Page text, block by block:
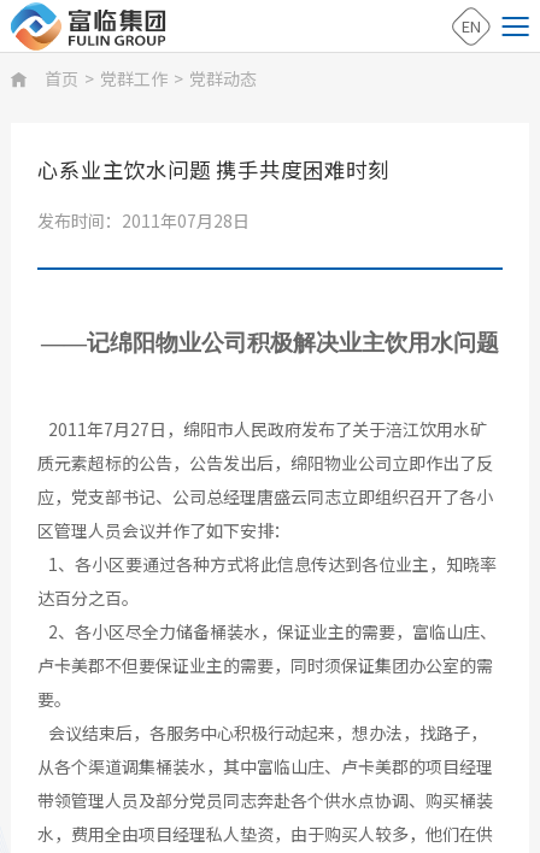
EN
 首页 > 党群工作 > 党群动态
心系业主饮水问题 携手共度困难时刻
发布时间：2011年07月28日
——记绵阳物业公司积极解决业主饮用水问题
2011年7月27日，绵阳市人民政府发布了关于涪江饮用水矿
质元素超标的公告，公告发出后，绵阳物业公司立即作出了反
应，党支部书记、公司总经理唐盛云同志立即组织召开了各小
区管理人员会议并作了如下安排：
1、各小区要通过各种方式将此信息传达到各位业主，知晓率
达百分之百。
2、各小区尽全力储备桶装水，保证业主的需要，富临山庄、
卢卡美郡不但要保证业主的需要，同时须保证集团办公室的需
要。
会议结束后，各服务中心积极行动起来，想办法，找路子，
从各个渠道调集桶装水，其中富临山庄、卢卡美郡的项目经理
带领管理人员及部分党员同志奔赴各个供水点协调、购买桶装
水，费用全由项目经理私人垫资，由于购买人较多，他们在供